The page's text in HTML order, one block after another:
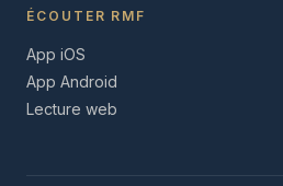
ÉCOUTER RMF
App iOS
App Android
Lecture web